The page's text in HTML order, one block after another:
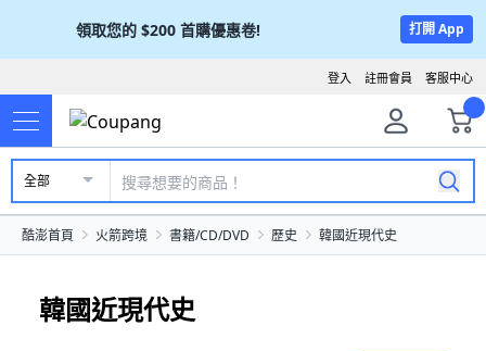
領取您的 $200 首購優惠卷! 打開 App
客服中心
註冊會員
登入
全部
酷澎首頁 火箭跨境 書籍/CD/DVD 歷史 韓國近現代史
韓國近現代史